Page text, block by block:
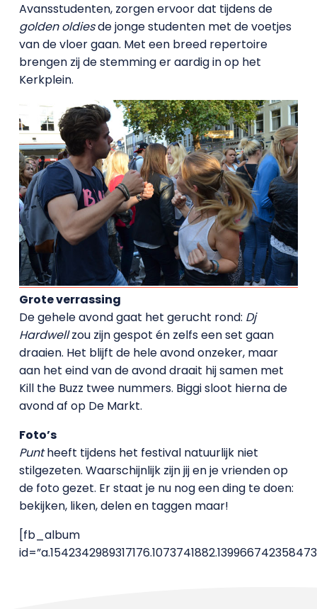
Avansstudenten, zorgen ervoor dat tijdens de
golden oldiesde jonge studenten met de voetjes
van de vloer gaan. Met een breed repertoire
brengen zij de stemming er aardig in op het
Kerkplein.
Grote verrassing
De gehele avond gaat het gerucht rond: Dj
Hardwellzou zijn gespot én zelfs een set gaan
draaien. Het blijft de hele avond onzeker, maar
aan het eind van de avond draait hij samen met
Kill the Buzz twee nummers. Biggi sloot hierna de
avond af op De Markt.
Foto’s
Puntheeft tijdens het festival natuurlijk niet
stilgezeten. Waarschijnlijk zijn jij en je vrienden op
de foto gezet. Er staat je nu nog een ding te doen:
bekijken, liken, delen en taggen maar!
[fb_album